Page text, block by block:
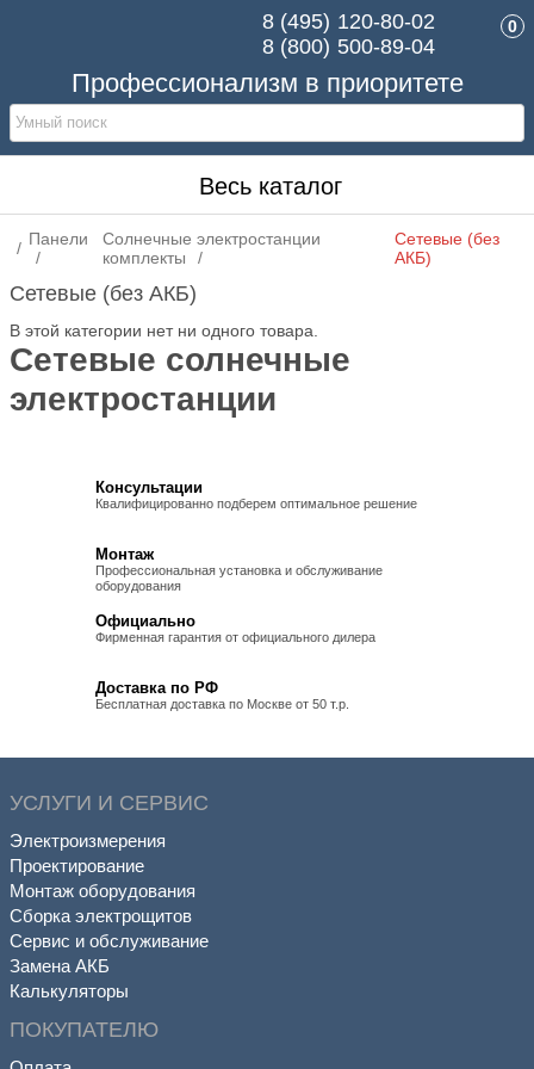
Профессионализм в приоритете
8 (495) 120-80-02
8 (800) 500-89-04
0
Весь каталог
Панели
Солнечные электростанции
комплекты
Сетевые (без
АКБ)
Сетевые (без АКБ)
В этой категории нет ни одного товара.
Сетевые солнечные
электростанции
Консультации
Квалифицированно подберем оптимальное решение
Монтаж
Профессиональная установка и обслуживание
оборудования
Официально
Фирменная гарантия от официального дилера
Доставка по РФ
Бесплатная доставка по Москве от 50 т.р.
УСЛУГИ И СЕРВИС
Электроизмерения
Проектирование
Монтаж оборудования
Сборка электрощитов
Сервис и обслуживание
Замена АКБ
Калькуляторы
ПОКУПАТЕЛЮ